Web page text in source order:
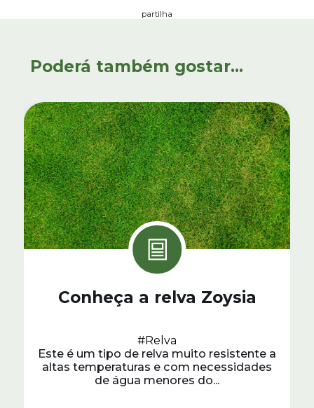
partilha
Poderá também gostar...
Conheça a relva Zoysia
#Relva
Este é um tipo de relva muito resistente a
altas temperaturas e com necessidades
de água menores do...